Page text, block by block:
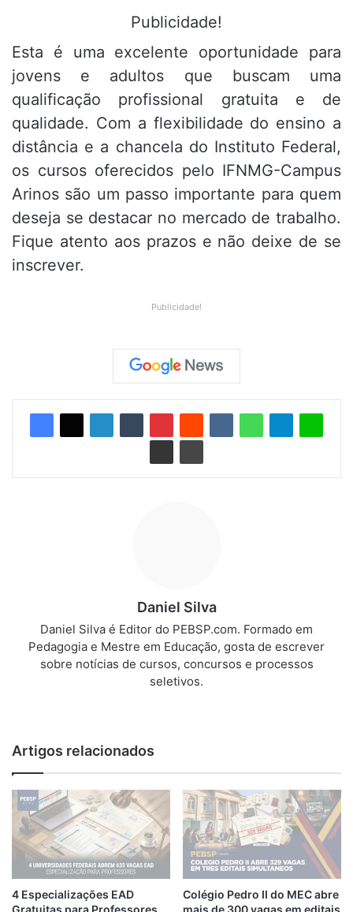
Publicidade!
Esta é uma excelente oportunidade para
jovens e adultos que buscam uma
qualificação profissional gratuita e de
qualidade. Com a flexibilidade do ensino a
distância e a chancela do Instituto Federal,
os cursos oferecidos pelo IFNMG-Campus
Arinos são um passo importante para quem
deseja se destacar no mercado de trabalho.
Fique atento aos prazos e não deixe de se
inscrever.
Publicidade!
Daniel Silva
Daniel Silva é Editor do PEBSP.com. Formado em
Pedagogia e Mestre em Educação, gosta de escrever
sobre notícias de cursos, concursos e processos
seletivos.
Artigos relacionados
4 Especializações EAD
Colégio Pedro II do MEC abre